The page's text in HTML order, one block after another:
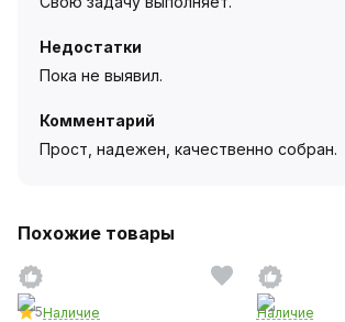
Недостатки
Пока не выявил.
Комментарий
Прост, надежен, качественно собран.
Похожие товары
5Наличие
Наличие